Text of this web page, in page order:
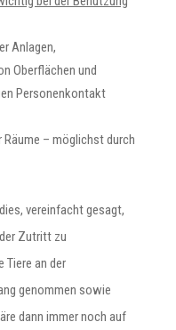
Anlagen,
Oberflächen und
Personenkontakt
– möglichst durch
vereinfacht gesagt,
Zutritt zu
Tiere an der
genommen sowie
dann immer noch auf